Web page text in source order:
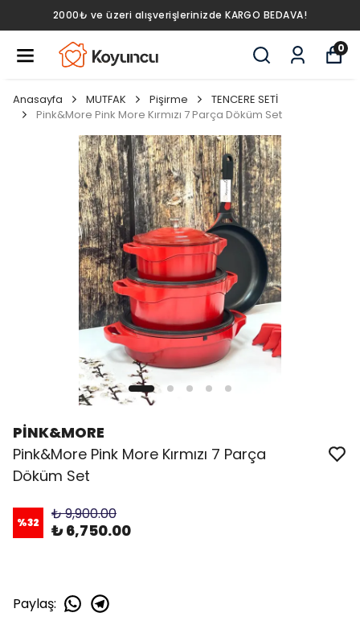
2000₺ ve üzeri alışverişlerinizde KARGO BEDAVA!
0
Anasayfa MUTFAK Pişirme
TENCERE SETİ
Pink&More Pink More Kırmızı 7 Parça Döküm Set
PİNK&MORE
Pink&More Pink More Kırmızı 7 Parça
Döküm Set
%32 ₺ 9,900.00
₺ 6,750.00
Paylaş: